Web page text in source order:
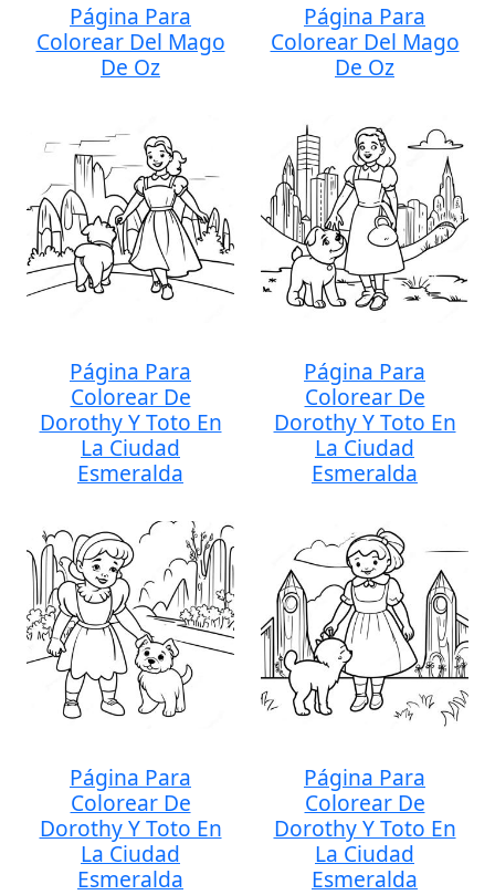
Página Para
Colorear Del Mago
De Oz
Página Para
Colorear Del Mago
De Oz
Página Para
Colorear De
Dorothy Y Toto En
La Ciudad
Esmeralda
Página Para
Colorear De
Dorothy Y Toto En
La Ciudad
Esmeralda
Página Para
Colorear De
Dorothy Y Toto En
La Ciudad
Esmeralda
Página Para
Colorear De
Dorothy Y Toto En
La Ciudad
Esmeralda